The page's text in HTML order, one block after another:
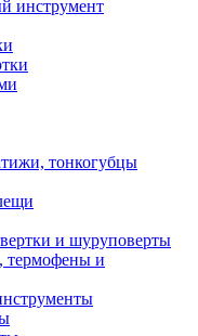
инструмент
тонкогубцы
и шуруповерты
термофены и